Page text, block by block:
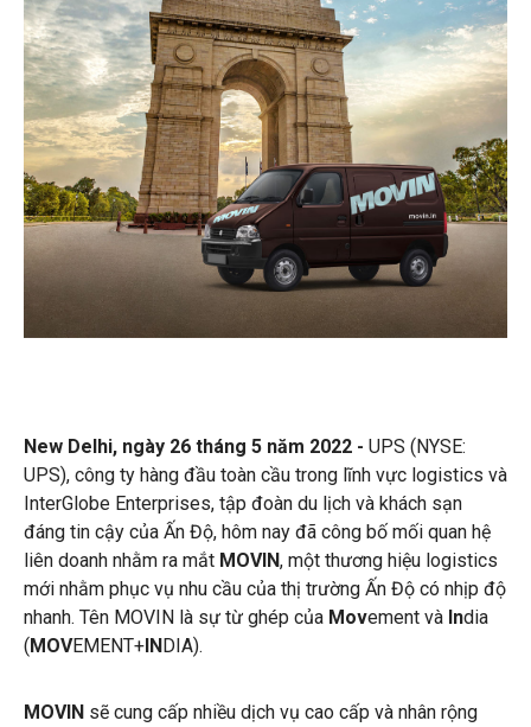
New Delhi, ngày 26 tháng 5 năm 2022 - UPS (NYSE:
UPS), công ty hàng đầu toàn cầu trong lĩnh vực logistics và
InterGlobe Enterprises, tập đoàn du lịch và khách sạn
đáng tin cậy của Ấn Độ, hôm nay đã công bố mối quan hệ
liên doanh nhằm ra mắt MOVIN, một thương hiệu logistics
mới nhằm phục vụ nhu cầu của thị trường Ấn Độ có nhịp độ
nhanh. Tên MOVIN là sự từ ghép của Movement và India
(MOVEMENT+INDIA).
MOVIN sẽ cung cấp nhiều dịch vụ cao cấp và nhân rộng